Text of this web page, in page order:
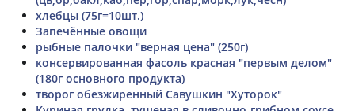
хлебцы (75г=10шт.)
Запечённые овощи
рыбные палочки "верная цена" (250г)
консервированная фасоль красная "первым делом"
(180г основного продукта)
творог обезжиренный Савушкин "Хуторок"